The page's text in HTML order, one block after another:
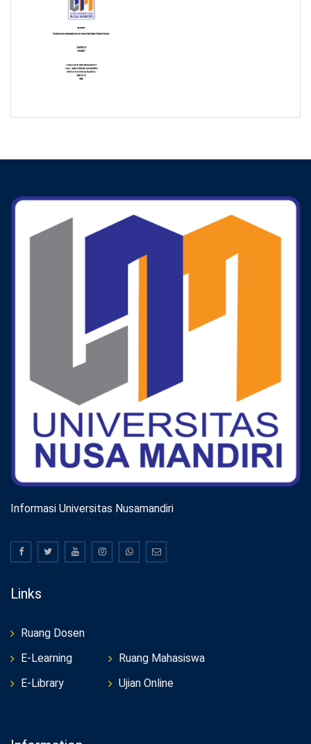
Informasi Universitas Nusamandiri
Links
Ruang Dosen
E-Learning
E-Library
Ruang Mahasiswa
Ujian Online